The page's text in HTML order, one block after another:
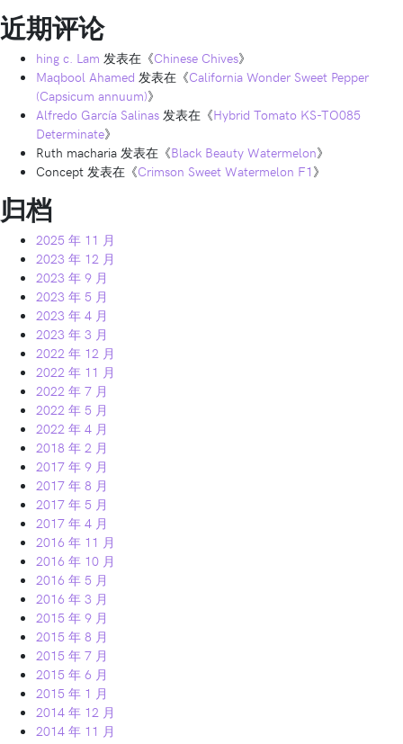
近期评论
hing c. Lam 发表在《Chinese Chives》
Maqbool Ahamed 发表在《California Wonder Sweet Pepper
(Capsicum annuum)》
Alfredo García Salinas 发表在《Hybrid Tomato KS-TO085
Determinate》
Ruth macharia 发表在《Black Beauty Watermelon》
Concept 发表在《Crimson Sweet Watermelon F1 》
归档
2025 年 11 月
2023 年 12 月
2023 年 9 月
2023 年 5 月
2023 年 4 月
2023 年 3 月
2022 年 12 月
2022 年 11 月
2022 年 7 月
2022 年 5 月
2022 年 4 月
2018 年 2 月
2017 年 9 月
2017 年 8 月
2017 年 5 月
2017 年 4 月
2016 年 11 月
2016 年 10 月
2016 年 5 月
2016 年 3 月
2015 年 9 月
2015 年 8 月
2015 年 7 月
2015 年 6 月
2015 年 1 月
2014 年 12 月
2014 年 11 月